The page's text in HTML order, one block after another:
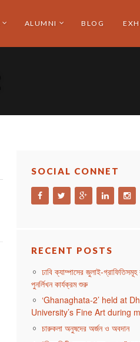
ALUMNI BLOG
SOCIAL CONNET
RECENT POSTS
ঢাবি ক্যাম্পাসের জুলাই-
পুনর্লিখন কার্যক্রম শুরু
‘Ghanaghata-2’ held at
University’s Fine Art during
চারুকলা অনুষদের অর্জন ও অবদান